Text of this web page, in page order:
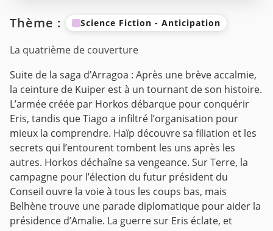
Thème : Science Fiction - Anticipation
La quatrième de couverture
Suite de la saga d’Arragoa : Après une brève accalmie,
la ceinture de Kuiper est à un tournant de son histoire.
L’armée créée par Horkos débarque pour conquérir
Eris, tandis que Tiago a infiltré l’organisation pour
mieux la comprendre. Haïp découvre sa filiation et les
secrets qui l’entourent tombent les uns après les
autres. Horkos déchaîne sa vengeance. Sur Terre, la
campagne pour l’élection du futur président du
Conseil ouvre la voie à tous les coups bas, mais
Belhène trouve une parade diplomatique pour aider la
présidence d’Amalie. La guerre sur Eris éclate, et